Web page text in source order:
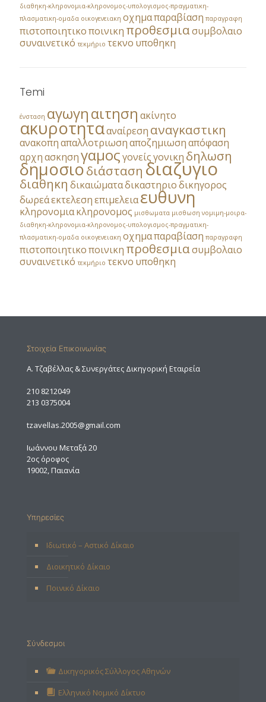
διαθηκη-κληρονομια-κληρονομος-υπολογισμος-πραγματικη-
πλασματικη-ομαδα οικογενειακη οχημαπαραβίαση παραγραφη
πιστοποιητικοποινικη προθεσμιασυμβολαιο
συναινετικό τεκμήριο τεκνο υποθηκη
Temi
ένσταση αγωγηαιτηση ακίνητο
ακυροτητααναίρεση αναγκαστικη
ανακοπηαπαλλοτριωσηαποζημιωσηαπόφαση
αρχηασκησηγαμοςγονείςγονικη δηλωση
δημοσιοδιάσταση διαζυγιο
διαθηκη δικαιώματαδικαστηριοδικηγορος
δωρεάεκτελεσηεπιμελειαευθυνη
κληρονομιακληρονομος μισθωματα μισθωση νομιμη-μοιρα-
διαθηκη-κληρονομια-κληρονομος-υπολογισμος-πραγματικη-
πλασματικη-ομαδα οικογενειακη οχημαπαραβίαση παραγραφη
πιστοποιητικοποινικη προθεσμιασυμβολαιο
συναινετικό τεκμήριο τεκνο υποθηκη
Στοιχεία Επικοινωνίας
A. Τζαβέλλας & Συνεργάτες Δικηγορική Εταιρεία
210 8212049
213 0375004
tzavellas.2005@gmail.com
Ιωάννου Μεταξά 20
2ος όροφος
19002, Παιανία
Υπηρεσίες
Ιδιωτικό – Αστικό Δίκαιο
Διοικητικό Δίκαιο
Ποινικό Δίκαιο
Σύνδεσμοι
Δικηγορικός Σύλλογος Αθηνών
Ελληνικό Νομικό Δίκτυο